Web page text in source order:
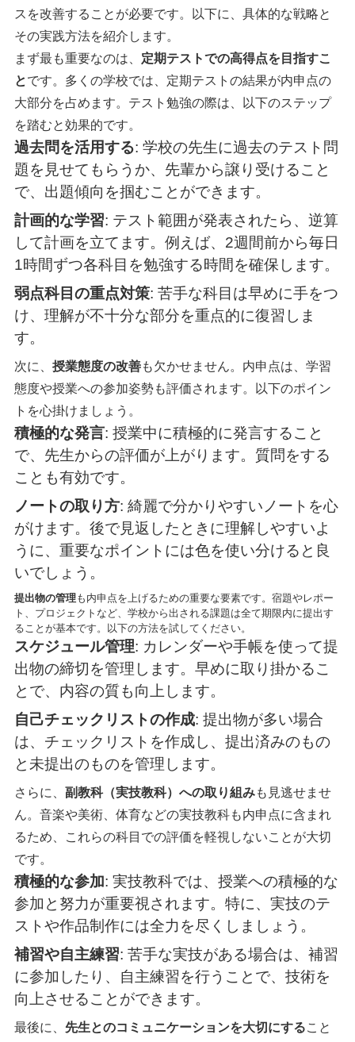
スを改善することが必要です。以下に、具体的な戦略と
その実践方法を紹介します。
まず最も重要なのは、 定期テストでの高得点を目指すこ
とです。多くの学校では、定期テストの結果が内申点の
大部分を占めます。テスト勉強の際は、以下のステップ
を踏むと効果的です。
過去問を活用する: 学校の先生に過去のテスト問
題を見せてもらうか、先輩から譲り受けること
で、出題傾向を掴むことができます。
計画的な学習: テスト範囲が発表されたら、逆算
して計画を立てます。例えば、2週間前から毎日
1時間ずつ各科目を勉強する時間を確保します。
弱点科目の重点対策: 苦手な科目は早めに手をつ
け、理解が不十分な部分を重点的に復習しま
す。
次に、 授業態度の改善も欠かせません。内申点は、学習
態度や授業への参加姿勢も評価されます。以下のポイン
トを心掛けましょう。
積極的な発言: 授業中に積極的に発言すること
で、先生からの評価が上がります。質問をする
ことも有効です。
ノートの取り方: 綺麗で分かりやすいノートを心
がけます。後で見返したときに理解しやすいよ
うに、重要なポイントには色を使い分けると良
いでしょう。
提出物の管理も内申点を上げるための重要な要素です。宿題やレポー
ト、プロジェクトなど、学校から出される課題は全て期限内に提出す
ることが基本です。以下の方法を試してください。
スケジュール管理: カレンダーや手帳を使って提
出物の締切を管理します。早めに取り掛かるこ
とで、内容の質も向上します。
自己チェックリストの作成: 提出物が多い場合
は、チェックリストを作成し、提出済みのもの
と未提出のものを管理します。
さらに、 副教科（実技教科）への取り組みも見逃せませ
ん。音楽や美術、体育などの実技教科も内申点に含まれ
るため、これらの科目での評価を軽視しないことが大切
です。
積極的な参加: 実技教科では、授業への積極的な
参加と努力が重要視されます。特に、実技のテ
ストや作品制作には全力を尽くしましょう。
補習や自主練習: 苦手な実技がある場合は、補習
に参加したり、自主練習を行うことで、技術を
向上させることができます。
最後に、 先生とのコミュニケーションを大切にすること